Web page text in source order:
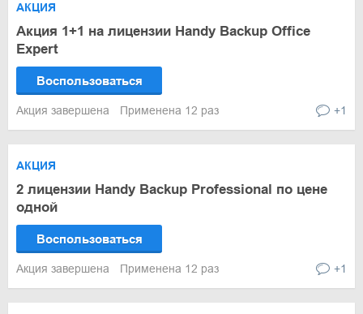
АКЦИЯ
Акция 1+1 на лицензии Handy Backup Office
Expert
Воспользоваться
Акция завершена Применена 12 раз +1
АКЦИЯ
2 лицензии Handy Backup Professional по цене
одной
Воспользоваться
Акция завершена Применена 12 раз +1